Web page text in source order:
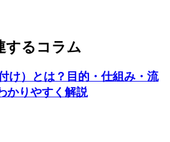
するコラム
け）とは？目的・仕組み・流
かりやすく解説